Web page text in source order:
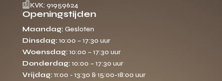
 KVK: 91959624
Openingstijden
Maandag: Gesloten
Dinsdag: 10:00 – 17:30 uur
Woensdag: 10:00 – 17:30 uur
Donderdag: 10:00 – 17:30 uur
Vrijdag: 11:00 - 13:30 & 15:00-18:00 uur